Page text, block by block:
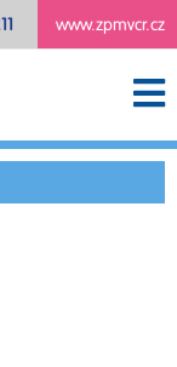
www.zpmvcr.cz